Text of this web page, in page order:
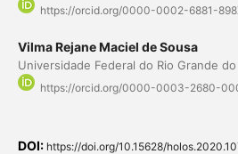
https://orcid.org/0000-0002-6881-
Vilma Rejane Maciel de Sousa
Universidade Federal do Rio Grande
https://orcid.org/0000-0003-2680-
DOI: https://doi.org/10.15628/